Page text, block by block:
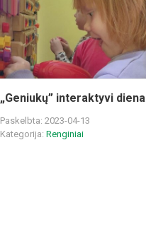
„Geniukų” interaktyvi diena
Paskelbta: 2023-04-13
Kategorija:Renginiai